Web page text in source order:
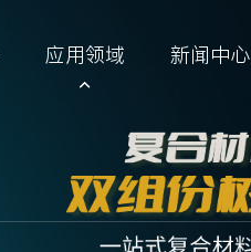
应用领域 新闻中心